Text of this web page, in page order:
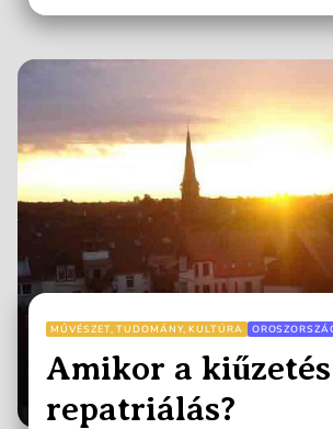
MŰVÉSZET, TUDOMÁNY, KULTÚRA
Amikor a
repatriálás?